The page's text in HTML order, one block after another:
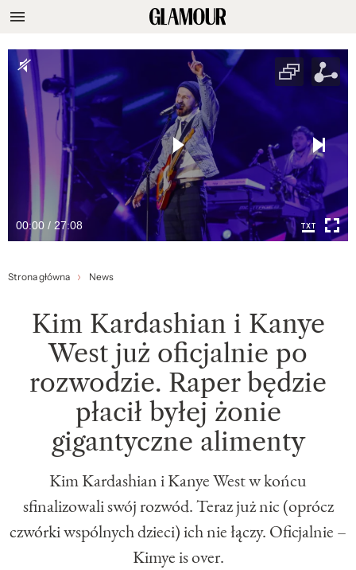
00:00 / 27:08
Strona główna News
Kim Kardashian i Kanye
West już oficjalnie po
rozwodzie. Raper będzie
płacił byłej żonie
gigantyczne alimenty
Kim Kardashian i Kanye West w końcu
sfinalizowali swój rozwód. Teraz już nic (oprócz
czwórki wspólnych dzieci) ich nie łączy. Oficjalnie –
Kimye is over.